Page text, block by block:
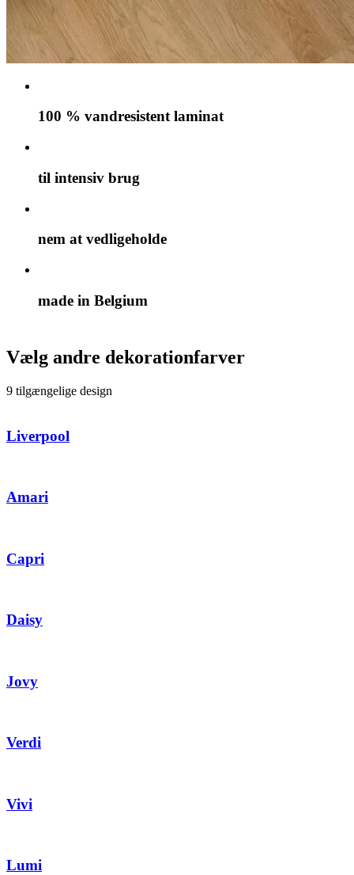
100 % vandresistent laminat
til intensiv brug
nem at vedligeholde
made in Belgium
Vælg andre dekorationfarver
9 tilgængelige design
Liverpool
Amari
Capri
Daisy
Jovy
Verdi
Vivi
Lumi